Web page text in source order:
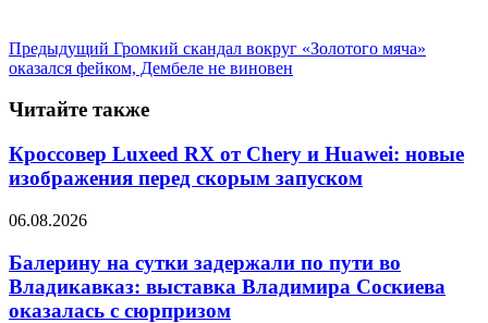
Предыдущий Громкий скандал вокруг «Золотого мяча»
оказался фейком, Дембеле не виновен
Читайте также
Кроссовер Luxeed RX от Chery и Huawei: новые
изображения перед скорым запуском
06.08.2026
Балерину на сутки задержали по пути во
Владикавказ: выставка Владимира Соскиева
оказалась с сюрпризом